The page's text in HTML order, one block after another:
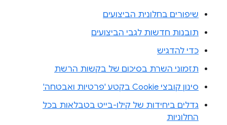
שיפורים בחלונית הביצועים
תובנות חדשות לגבי הביצועים
כדי להדגיש
תזמוני השרת בסיכום של בקשות הרשת
סינון קובצי Cookie בקטע 'פרטיות ואבטחה'
גדלים ביחידות של קילו-בייט בטבלאות בכל
החלוניות